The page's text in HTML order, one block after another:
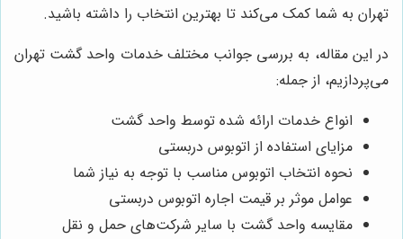
تهران به شما کمک می‌کند تا بهترین انتخاب را داشته باشید.
در این مقاله، به بررسی جوانب مختلف خدمات واحد گشت تهران
می‌پردازیم، از جمله:
انواع خدمات ارائه شده توسط واحد گشت
مزایای استفاده از اتوبوس دربستی
نحوه انتخاب اتوبوس مناسب با توجه به نیاز شما
عوامل موثر بر قیمت اجاره اتوبوس دربستی
مقایسه واحد گشت با سایر شرکت‌های حمل و نقل